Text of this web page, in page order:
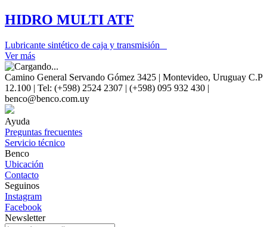
HIDRO MULTI ATF
Lubricante sintético de caja y transmisión
Ver más
Camino General Servando Gómez 3425 | Montevideo, Uruguay C.P
12.100 | Tel: (+598) 2524 2307 | (+598) 095 932 430 |
benco@benco.com.uy
Ayuda
Preguntas frecuentes
Servicio técnico
Benco
Ubicación
Contacto
Seguinos
Instagram
Facebook
Newsletter